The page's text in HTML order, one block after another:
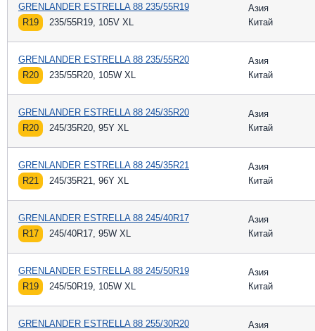
GRENLANDER ESTRELLA 88 235/55R19
R19
235/55R19, 105V XL
Азия
Китай
GRENLANDER ESTRELLA 88 235/55R20
R20
235/55R20, 105W XL
Азия
Китай
GRENLANDER ESTRELLA 88 245/35R20
R20
245/35R20, 95Y XL
Азия
Китай
GRENLANDER ESTRELLA 88 245/35R21
R21
245/35R21, 96Y XL
Азия
Китай
GRENLANDER ESTRELLA 88 245/40R17
R17
245/40R17, 95W XL
Азия
Китай
GRENLANDER ESTRELLA 88 245/50R19
R19
245/50R19, 105W XL
Азия
Китай
GRENLANDER ESTRELLA 88 255/30R20
Азия